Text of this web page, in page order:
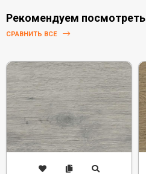
Рекомендуем посмотреть
СРАВНИТЬ ВСЕ